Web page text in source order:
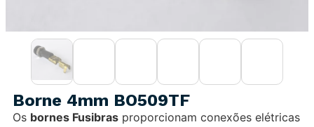
Borne 4mm BO509TF
Os bornes Fusibras proporcionam conexões elétricas